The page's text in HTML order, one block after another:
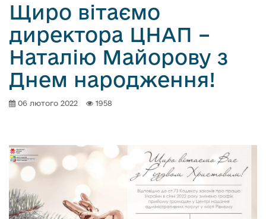
Щиро вітаємо
директора ЦНАП –
Наталію Майорову з
Днем народження!
06 лютого 2022 1958